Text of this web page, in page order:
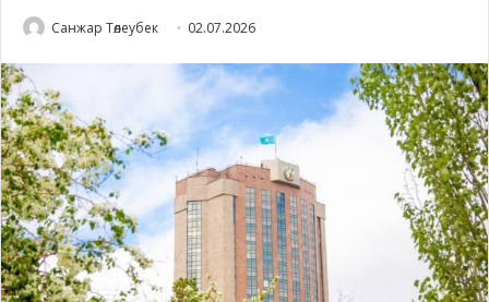
Санжар Төлеубек 02.07.2026